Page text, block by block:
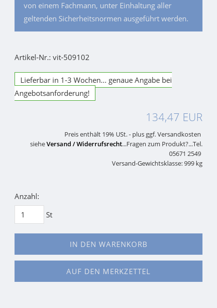
von einem Fachmann, unter Einhaltung aller
geltenden Sicherheitsnormen ausgeführt werden.
Artikel-Nr.: vit-509102
Lieferbar in 1-3 Wochen... genaue Angabe bei
Angebotsanforderung!
134,47 EUR
Preis enthält 19% USt. - plus ggf. Versandkosten
sieheVersand / Widerrufsrecht...Fragen zum Produkt?...Tel.
05671 2549
Versand-Gewichtsklasse: 999 kg
Anzahl:
St
IN DEN WARENKORB
AUF DEN MERKZETTEL